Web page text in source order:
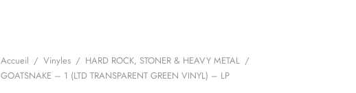
Accueil / Vinyles / HARD ROCK, STONER & HEAVY METAL /
GOATSNAKE – 1 (LTD TRANSPARENT GREEN VINYL) – LP